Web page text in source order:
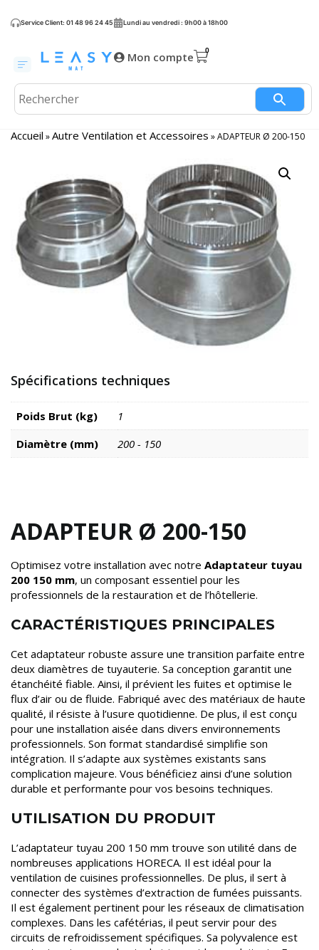
Service Client: 01 48 96 24 45 Lundi au vendredi : 9h00 à 18h00
Mon compte
Accueil »Autre Ventilation et Accessoires »ADAPTEUR Ø 200-150
Spécifications techniques
Poids Brut (kg)
1
Diamètre (mm)
200 - 150
ADAPTEUR Ø 200-150
Optimisez votre installation avec notre Adaptateur tuyau
200 150 mm, un composant essentiel pour les
professionnels de la restauration et de l’hôtellerie.
CARACTÉRISTIQUES PRINCIPALES
Cet adaptateur robuste assure une transition parfaite entre
deux diamètres de tuyauterie. Sa conception garantit une
étanchéité fiable. Ainsi, il prévient les fuites et optimise le
flux d’air ou de fluide. Fabriqué avec des matériaux de haute
qualité, il résiste à l’usure quotidienne. De plus, il est conçu
pour une installation aisée dans divers environnements
professionnels. Son format standardisé simplifie son
intégration. Il s’adapte aux systèmes existants sans
complication majeure. Vous bénéficiez ainsi d’une solution
durable et performante pour vos besoins techniques.
UTILISATION DU PRODUIT
L’adaptateur tuyau 200 150 mm trouve son utilité dans de
nombreuses applications HORECA. Il est idéal pour la
ventilation de cuisines professionnelles. De plus, il sert à
connecter des systèmes d’extraction de fumées puissants.
Il est également pertinent pour les réseaux de climatisation
complexes. Dans les cafétérias, il peut servir pour des
circuits de refroidissement spécifiques. Sa polyvalence est